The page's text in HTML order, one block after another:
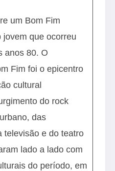
um Bom Fim
jovem que ocorreu
anos 80. O
Fim foi o epicentro
cultural
do rock
das
televisão e do teatro
lado a lado com
do período, em